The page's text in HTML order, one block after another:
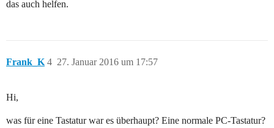
das auch helfen.
Frank_K 27. Januar 2016 um 17:57
4
Hi,
was für eine Tastatur war es überhaupt? Eine normale PC-Tastatur?